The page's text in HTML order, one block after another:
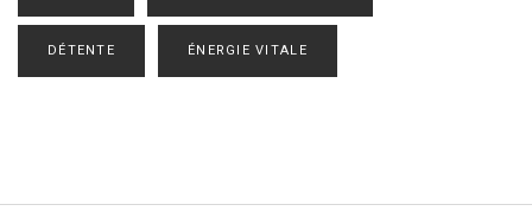
DÉTENTE ÉNERGIE VITALE